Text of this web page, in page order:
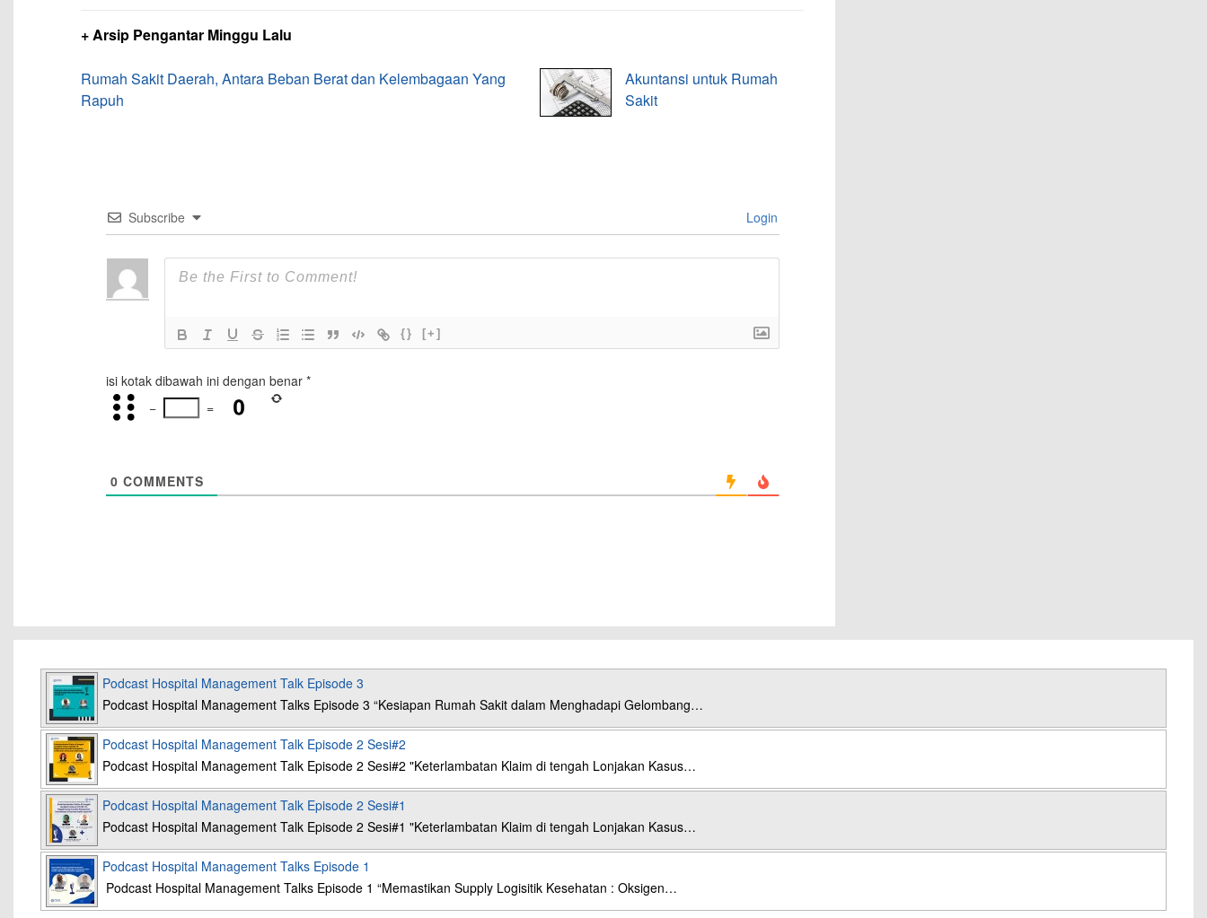
+ Arsip Pengantar Minggu Lalu
Rumah Sakit Daerah, Antara Beban Berat dan Kelembagaan Yang
Rapuh
Akuntansi untuk Rumah
Sakit
Subscribe Login
{} [+]
isi kotak dibawah ini dengan benar*
−
=
0 COMMENTS
Podcast Hospital Management Talk Episode 3
Podcast Hospital Management Talks Episode 3 “Kesiapan Rumah Sakit dalam Menghadapi Gelombang…
Podcast Hospital Management Talk Episode 2 Sesi#2
Podcast Hospital Management Talk Episode 2 Sesi#2 "Keterlambatan Klaim di tengah Lonjakan Kasus…
Podcast Hospital Management Talk Episode 2 Sesi#1
Podcast Hospital Management Talk Episode 2 Sesi#1 "Keterlambatan Klaim di tengah Lonjakan Kasus…
Podcast Hospital Management Talks Episode 1
Podcast Hospital Management Talks Episode 1 “Memastikan Supply Logisitik Kesehatan : Oksigen…